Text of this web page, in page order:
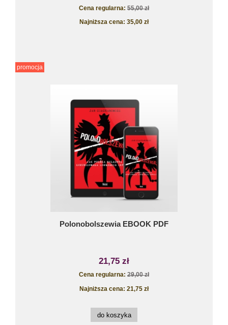
Cena regularna: 55,00 zł
Najniższa cena: 35,00 zł
Polonobolszewia EBOOK PDF
21,75 zł
Cena regularna: 29,00 zł
Najniższa cena: 21,75 zł
do koszyka
promocja